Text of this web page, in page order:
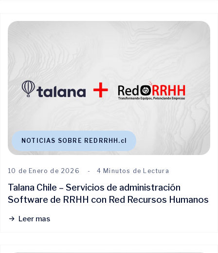
NOTICIAS SOBRE REDRRHH.cl
10 de Enero de 2026 4 Minutos de Lectura
Talana Chile – Servicios de administración
Software de RRHH con Red Recursos Humanos
Leer mas